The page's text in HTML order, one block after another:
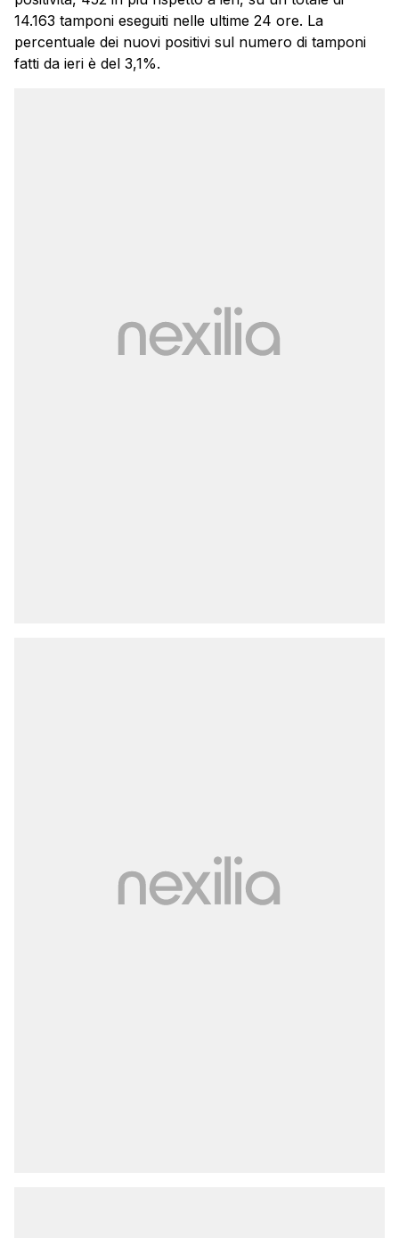
14.163 tamponi eseguiti nelle ultime 24 ore. La
percentuale dei nuovi positivi sul numero di tamponi
fatti da ieri è del 3,1%.